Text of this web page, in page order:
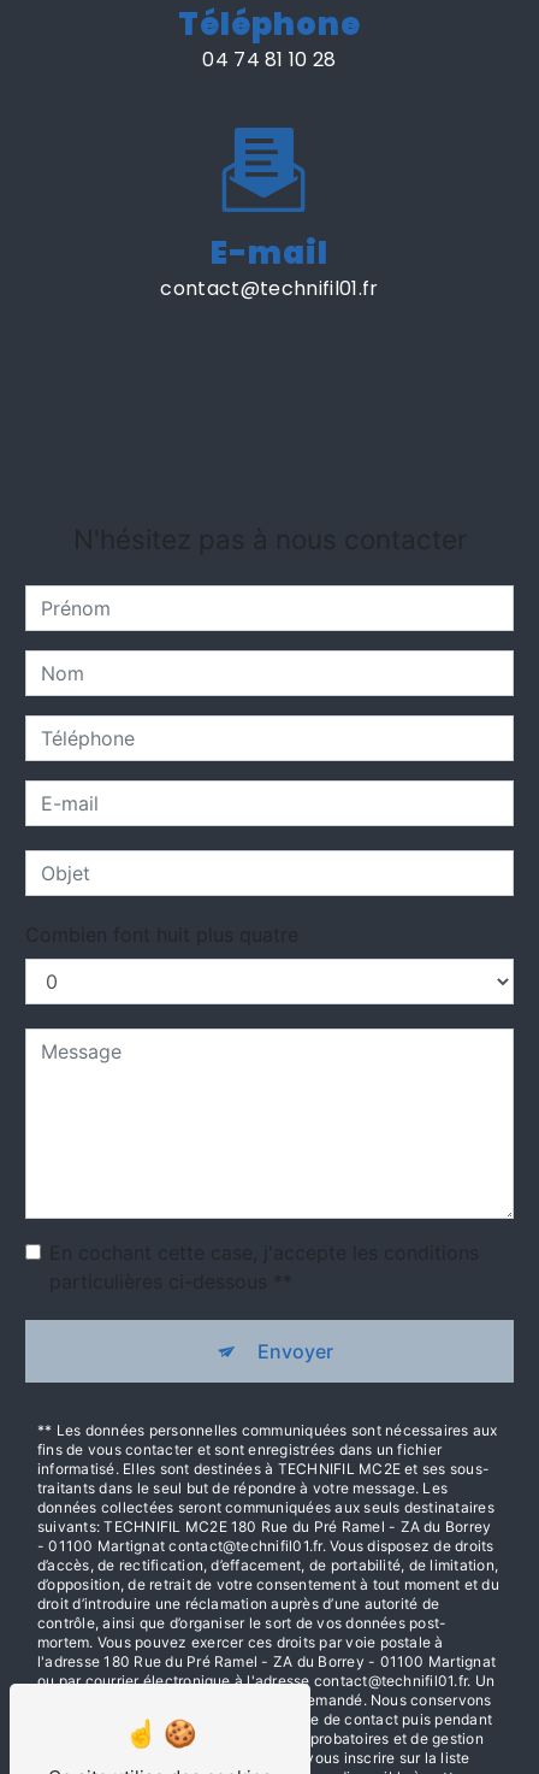
Téléphone
04 74 81 10 28
E-mail
contact@technifil01.fr
Envoyer
** Les données personnelles communiquées sont nécessaires aux
fins de vous contacter et sont enregistrées dans un fichier
informatisé. Elles sont destinées à TECHNIFIL MC2E et ses sous-
traitants dans le seul but de répondre à votre message. Les
données collectées seront communiquées aux seuls destinataires
suivants: TECHNIFIL MC2E 180 Rue du Pré Ramel - ZA du Borrey
- 01100 Martignat contact@technifil01.fr. Vous disposez de droits
d’accès, de rectification, d’effacement, de portabilité, de limitation,
d’opposition, de retrait de votre consentement à tout moment et du
droit d’introduire une réclamation auprès d’une autorité de
contrôle, ainsi que d’organiser le sort de vos données post-
mortem. Vous pouvez exercer ces droits par voie postale à
l'adresse 180 Rue du Pré Ramel - ZA du Borrey - 01100 Martignat
ou par courrier électronique à l'adresse contact@technifil01.fr. Un
justificatif d'identité pourra vous être demandé. Nous conservons
vos données pendant la période de prise de contact puis pendant
la durée de prescription légale aux fins probatoires et de gestion
des contentieux. Vous avez le droit de vous inscrire sur la liste